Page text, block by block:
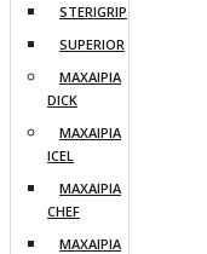
STERIGRIP
SUPERIOR
ΜΑΧΑΙΡΙΑ
DICK
ΜΑΧΑΙΡΙΑ
ICEL
ΜΑΧΑΙΡΙΑ
CHEF
ΜΑΧΑΙΡΙΑ